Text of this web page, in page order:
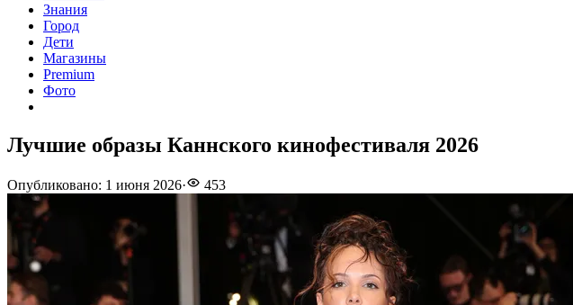
Знания
Город
Дети
Магазины
Premium
Фото
Лучшие образы Каннского кинофестиваля 2026
Опубликовано: 1 июня 2026· 453